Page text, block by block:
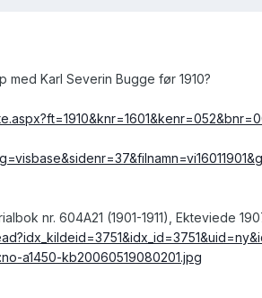
med Karl Severin Bugge før 1910?
nr. 604A21 (1901-1911), Ekteviede
a1450-kb20060519080201.jpg